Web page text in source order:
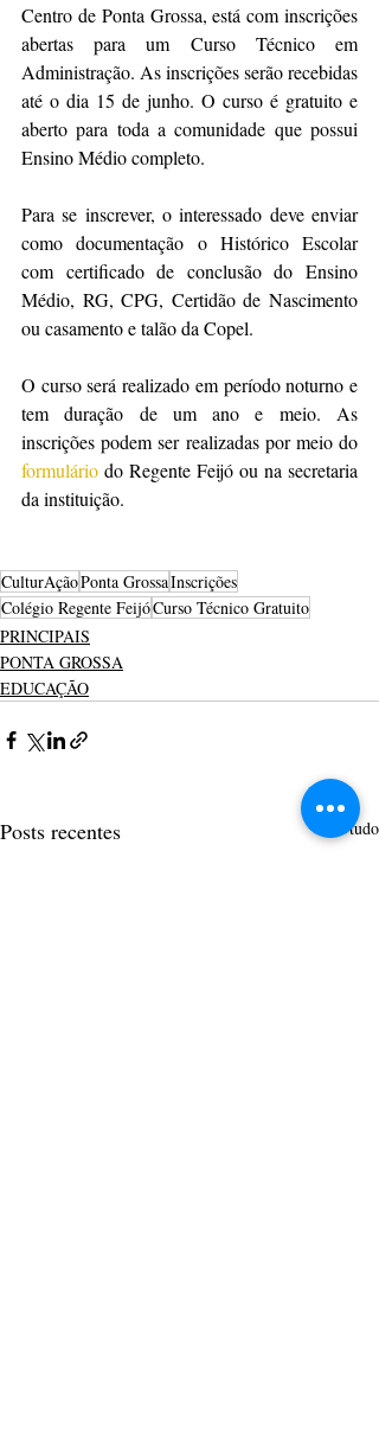
Centro de Ponta Grossa, está com inscrições
abertas para um Curso Técnico em
Administração. As inscrições serão recebidas
até o dia 15 de junho. O curso é gratuito e
aberto para toda a comunidade que possui
Ensino Médio completo.
Para se inscrever, o interessado deve enviar
como documentação o Histórico Escolar
com certificado de conclusão do Ensino
Médio, RG, CPG, Certidão de Nascimento
ou casamento e talão da Copel.
O curso será realizado em período noturno e
tem duração de um ano e meio. As
formulário do Regente Feijó ou na secretaria
da instituição.
CulturAçãoPonta GrossaInscrições
Colégio Regente FeijóCurso Técnico Gratuito
PRINCIPAIS
PONTA GROSSA
EDUCAÇÃO
Posts recentes Ver tudo